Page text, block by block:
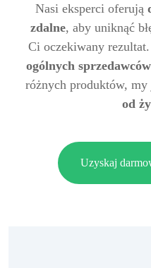
Nasi eksperci oferują
zdalne, aby uniknąć
Ci oczekiwany
ogólnych sprzedawców
różnych produktów, my
od
Uzyskaj